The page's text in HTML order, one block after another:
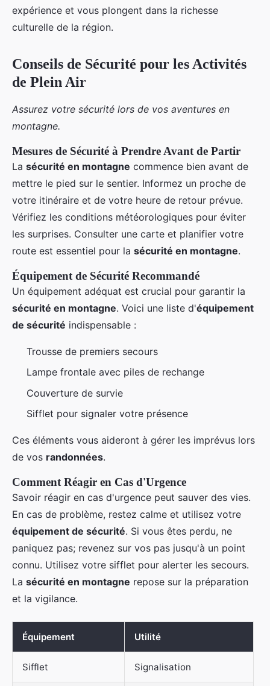
expérience et vous plongent dans la richesse
culturelle de la région.
Conseils de Sécurité pour les Activités
de Plein Air
Assurez votre sécurité lors de vos aventures en
montagne.
Mesures de Sécurité à Prendre Avant de Partir
La sécurité en montagne commence bien avant de
mettre le pied sur le sentier. Informez un proche de
votre itinéraire et de votre heure de retour prévue.
Vérifiez les conditions météorologiques pour éviter
les surprises. Consulter une carte et planifier votre
route est essentiel pour la sécurité en montagne.
Équipement de Sécurité Recommandé
Un équipement adéquat est crucial pour garantir la
sécurité en montagne. Voici une liste d'équipement
de sécurité indispensable :
Trousse de premiers secours
Lampe frontale avec piles de rechange
Couverture de survie
Sifflet pour signaler votre présence
Ces éléments vous aideront à gérer les imprévus lors
de vos randonnées.
Comment Réagir en Cas d'Urgence
Savoir réagir en cas d'urgence peut sauver des vies.
En cas de problème, restez calme et utilisez votre
équipement de sécurité. Si vous êtes perdu, ne
paniquez pas; revenez sur vos pas jusqu'à un point
connu. Utilisez votre sifflet pour alerter les secours.
La sécurité en montagne repose sur la préparation
et la vigilance.
Équipement Utilité
Sifflet Signalisation